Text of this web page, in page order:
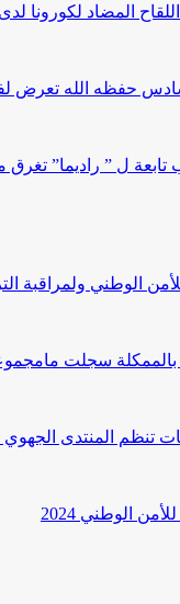
لكورونا لدى البالغين 60 سنة
حفظه الله تعرض لفيروس
تابعة ل ” راديما”
الوطني ولمراقبة
تنظم المنتدى
الوطني 2024